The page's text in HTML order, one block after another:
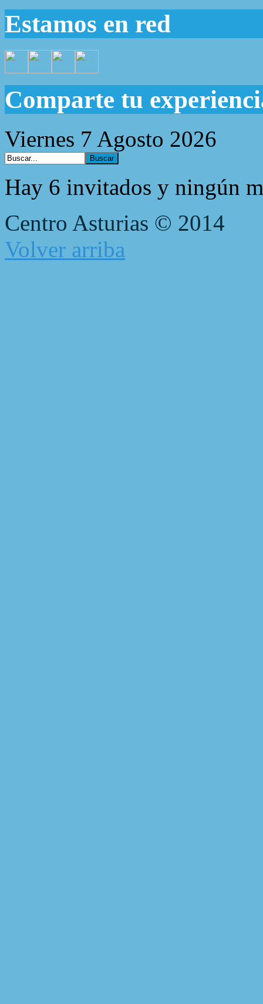
Estamos en red
Comparte tu
Viernes 7 Agosto 2026
Hay 6 invitados y ningún
Centro Asturias © 2014
Volver arriba